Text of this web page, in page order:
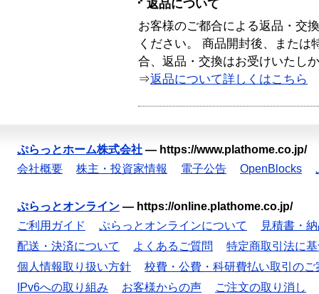
返品について
お客様のご都合による返品・交
ください。 商品開封後、または
合、返品・交換はお受けいたし
⇒返品について詳しくはこちら
ぷらっとホーム株式会社 — https://www.plathome.co.jp/
会社概要
株主・投資家情報 電子公告 OpenBlocks
ぷらっとオンライン — https://online.plathome.co.jp/
ご利用ガイド
ぷらっとオンラインについて
見積書・
配送・決済について
よくあるご質問
特定商取引法に
個人情報取り扱い方針
校費・公費・科研費払い取引のご
IPv6への取り組み
お客様からの声 ご注文の取り消し